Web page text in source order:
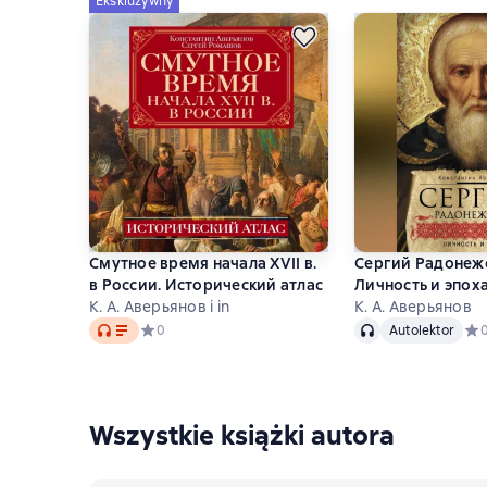
Смутное время начала XVII в.
в России. Исторический атлас
К. А. Аверьянов i in
Audio Средний рейтинг 0 на основе 0 оценок
0
Сергий
Личность и эпоха
К. А. Аверьянов
Audio Autolektor
Autolektor 0
Wszystkie książki autora